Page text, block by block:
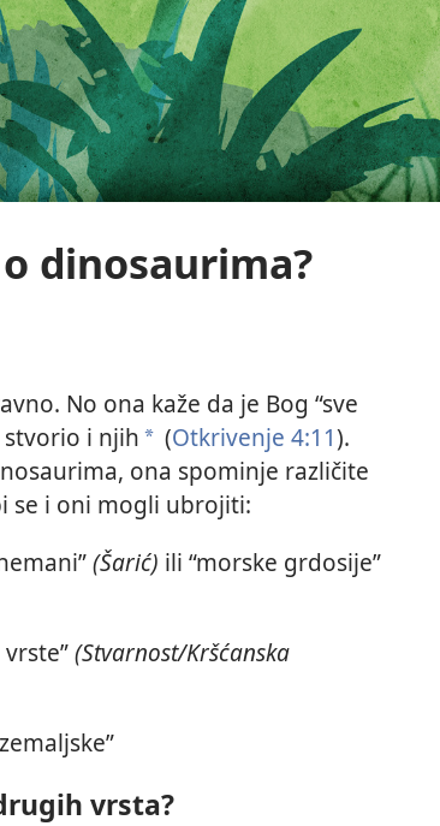
dinosaurima?
No ona kaže da je Bog “sve
stvorio i njih a (Otkrivenje 4:11).
ona spominje različite
se i oni mogli ubrojiti:
(Šarić) ili “morske grdosije”
(Stvarnost/Kršćanska
vrsta?